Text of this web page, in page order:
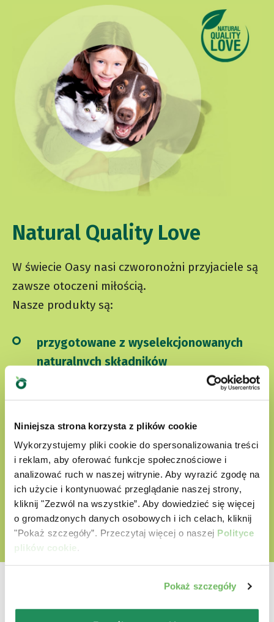
Niniejsza strona korzysta z plików cookie
Wykorzystujemy pliki cookie do spersonalizowania treści
i reklam, aby oferować funkcje społecznościowe i
analizować ruch w naszej witrynie. Aby wyrazić zgodę na
ich użycie i kontynuować przeglądanie naszej strony,
kliknij "Zezwól na wszystkie”. Aby dowiedzieć się więcej
o gromadzonych danych osobowych i ich celach, kliknij
"Pokaż szczegóły”. Przeczytaj więcej o naszej Polityce
plików cookie .
Pokaż szczegóły
Natural Quality Love
W świecie Oasy nasi czworonożni przyjaciele są
zawsze otoczeni miłością.
Nasze produkty są:
przygotowane z wyselekcjonowanych
naturalnych składników
nie zawierają sztucznych barwników
ODKRYJ NASZ ŚWIAT MIŁOŚCI